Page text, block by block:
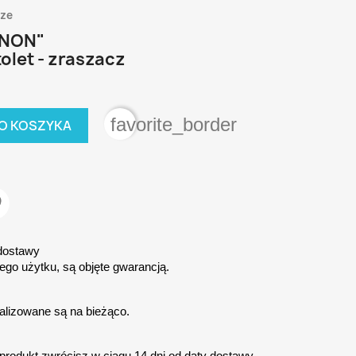
- zraszacz
KOSZYKA favorite_border
użytku, są objęte gwarancją.
są na bieżąco.